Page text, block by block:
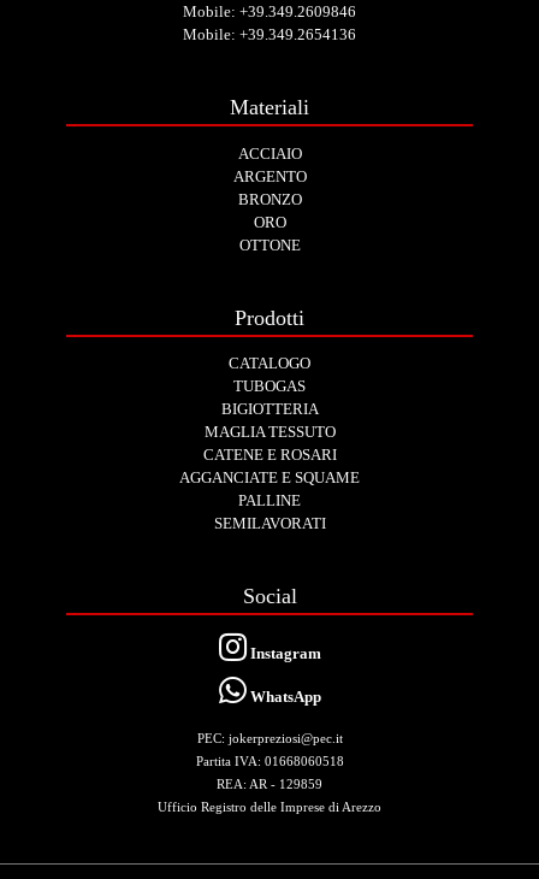
Mobile: +39.349.2609846
Mobile: +39.349.2654136
Materiali
ACCIAIO
ARGENTO
BRONZO
ORO
OTTONE
Prodotti
CATALOGO
TUBOGAS
BIGIOTTERIA
MAGLIA TESSUTO
CATENE E ROSARI
AGGANCIATE E SQUAME
PALLINE
SEMILAVORATI
Social
Instagram
WhatsApp
PEC: jokerpreziosi@pec.it
Partita IVA: 01668060518
REA: AR - 129859
Ufficio Registro delle Imprese di Arezzo